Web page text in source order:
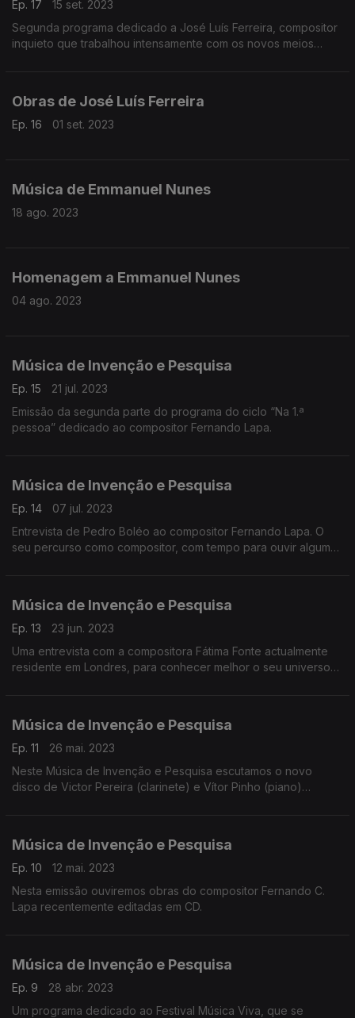
Ep. 17
15 set. 2023
Segunda programa dedicado a José Luís Ferreira, compositor
inquieto que trabalhou intensamente com os novos meios
Obras de José Luís Ferreira
Ep. 16 01 set. 2023
Música de Emmanuel Nunes
18 ago. 2023
Homenagem a Emmanuel Nunes
04 ago. 2023
Música de Invenção e Pesquisa
Ep. 15
21 jul. 2023
Emissão da segunda parte do programa do ciclo “Na 1.ª
pessoa” dedicado ao compositor Fernando Lapa.
Música de Invenção e Pesquisa
Ep. 14
07 jul. 2023
Entrevista de Pedro Boléo ao compositor Fernando Lapa. O
seu percurso como compositor, com tempo para ouvir algumas
Música de Invenção e Pesquisa
Ep. 13
23 jun. 2023
Uma entrevista com a compositora Fátima Fonte actualmente
residente em Londres, para conhecer melhor o seu universo
Música de Invenção e Pesquisa
Ep. 11
26 mai. 2023
Neste Música de Invenção e Pesquisa escutamos o novo
disco de Victor Pereira (clarinete) e Vítor Pinho (piano)
Música de Invenção e Pesquisa
Ep. 10
12 mai. 2023
Nesta emissão ouviremos obras do compositor Fernando C.
Lapa recentemente editadas em CD.
Música de Invenção e Pesquisa
Ep. 9
28 abr. 2023
Um programa dedicado ao Festival Música Viva, que se